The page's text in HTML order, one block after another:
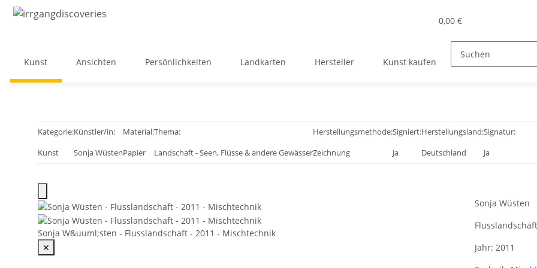
0,00 €
Kunst Ansichten Persönlichkeiten Landkarten Hersteller Kunst kaufen
Kategorie:
Kunst
Künstler/in:
Sonja Wüsten
Material:
Papier
Thema:
Landschaft - Seen, Flüsse & andere Gewässer
Herstellungsmethode:
Zeichnung
Signiert:
Ja
Herstellungsland:
Deutschland
Signatur:
Ja
Sonja W&uuml;sten - Flusslandschaft - 2011 - Mischtechnik
✕
Sonja Wüsten
Jahr: 2011